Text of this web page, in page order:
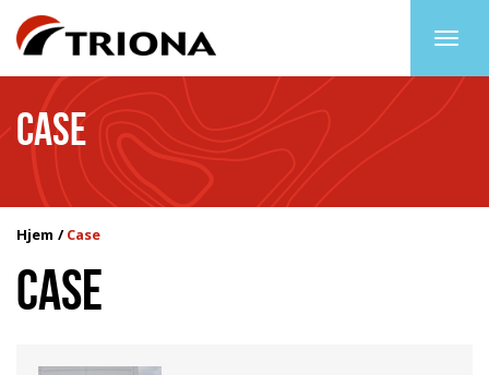
CASE
Hjem Case
CASE